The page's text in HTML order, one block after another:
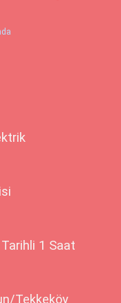
1 Saat
Tekkeköy